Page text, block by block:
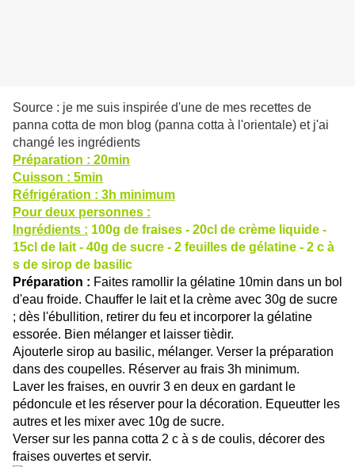
Source : je me suis inspirée d'une de mes recettes de
panna cotta de mon blog (panna cotta à l'orientale) et j'ai
changé les ingrédients
Préparation : 20min
Cuisson : 5min
Réfrigération : 3h minimum
Pour deux personnes :
Ingrédients : 100g de fraises - 20cl de crème liquide -
15cl de lait - 40g de sucre - 2 feuilles de gélatine - 2 c à
s de sirop de basilic
Préparation : Faites ramollir la gélatine 10min dans un bol
d'eau froide. Chauffer le lait et la crème avec 30g de sucre
; dès l'ébullition, retirer du feu et incorporer la gélatine
essorée. Bien mélanger et laisser tièdir.
Ajouterle sirop au basilic, mélanger. Verser la préparation
dans des coupelles. Réserver au frais 3h minimum.
Laver les fraises, en ouvrir 3 en deux en gardant le
pédoncule et les réserver pour la décoration. Equeutter les
autres et les mixer avec 10g de sucre.
Verser sur les panna cotta 2 c à s de coulis, décorer des
fraises ouvertes et servir.